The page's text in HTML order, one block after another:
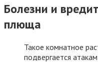
Болезни и
плюща
Такое комнатное
подвергается